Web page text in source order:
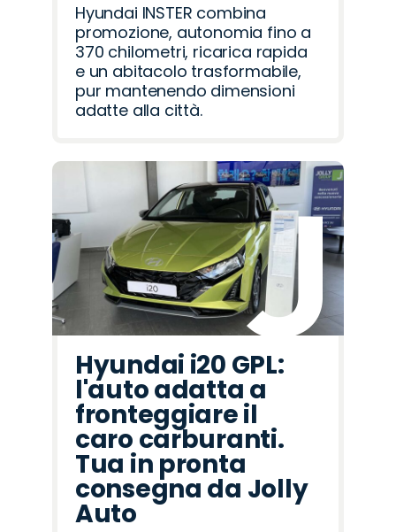
Hyundai INSTER combina
promozione, autonomia fino a
370 chilometri, ricarica rapida
e un abitacolo trasformabile,
pur mantenendo dimensioni
adatte alla città.
Hyundai i20 GPL:
l'auto adatta a
fronteggiare il
caro carburanti.
Tua in pronta
consegna da Jolly
Auto